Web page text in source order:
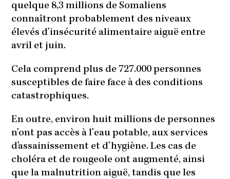
quelque 8,3 millions de Somaliens
connaîtront probablement des niveaux
élevés d’insécurité alimentaire aiguë entre
avril et juin.
Cela comprend plus de 727.000 personnes
susceptibles de faire face à des conditions
catastrophiques.
En outre, environ huit millions de personnes
n’ont pas accès à l’eau potable, aux services
d’assainissement et d’hygiène. Les cas de
choléra et de rougeole ont augmenté, ainsi
que la malnutrition aiguë, tandis que les